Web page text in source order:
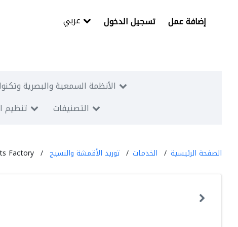
تسجيل الدخول إضافة عمل
الأنظمة السمعية والبصرية
تنظيم التصنيفات
الصفحة الرئيسية الخدمات توريد الأقمشة والنسيج Factory